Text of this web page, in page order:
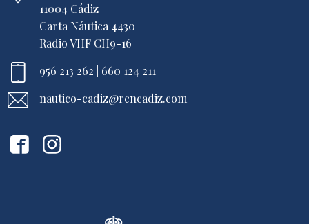
11004 Cádiz
Carta Náutica 4430
Radio VHF CH9-16
956 213 262 | 660 124 211
nautico-cadiz@rcncadiz.com